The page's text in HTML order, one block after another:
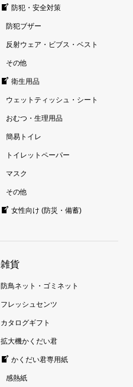
防犯・安全対策
防犯ブザー
反射ウェア・ビブス・ベスト
その他
衛生用品
ウェットティッシュ・シート
おむつ・生理用品
簡易トイレ
トイレットペーパー
マスク
その他
女性向け (防災・備蓄)
雑貨
防鳥ネット・ゴミネット
フレッシュセンツ
カタログギフト
拡大機かくだい君
かくだい君専用紙
感熱紙